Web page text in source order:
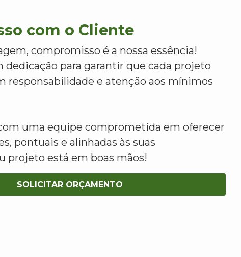
com o Cliente
compromisso é a nossa essência!
dedicação para garantir que cada projeto
responsabilidade e atenção aos mínimos
uma equipe comprometida em oferecer
pontuais e alinhadas às suas
projeto está em boas mãos!
SOLICITAR ORÇAMENTO